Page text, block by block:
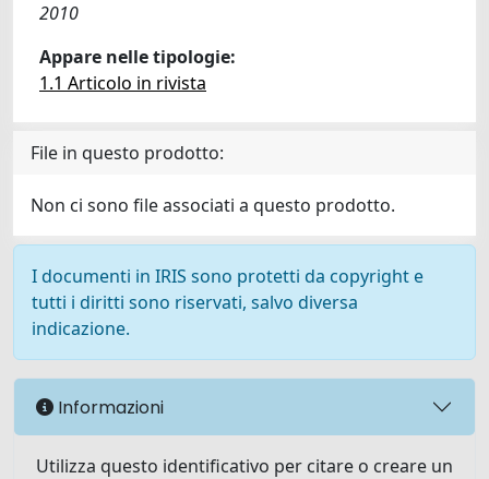
2010
Appare nelle tipologie:
1.1 Articolo in rivista
File in questo prodotto:
Non ci sono file associati a questo prodotto.
I documenti in IRIS sono protetti da copyright e
tutti i diritti sono riservati, salvo diversa
indicazione.
Informazioni
Utilizza questo identificativo per citare o creare un